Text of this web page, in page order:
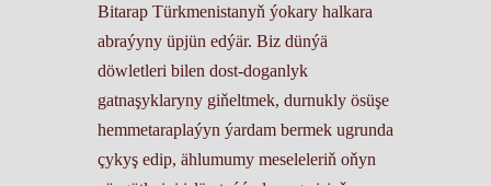
Bitarap Türkmenistanyň ýokary halkara
abraýyny üpjün edýär. Biz dünýä
döwletleri bilen dost-doganlyk
gatnaşyklaryny giňeltmek, durnukly ösüşe
hemmetaraplaýyn ýardam bermek ugrunda
çykyş edip, ählumumy meseleleriň oňyn